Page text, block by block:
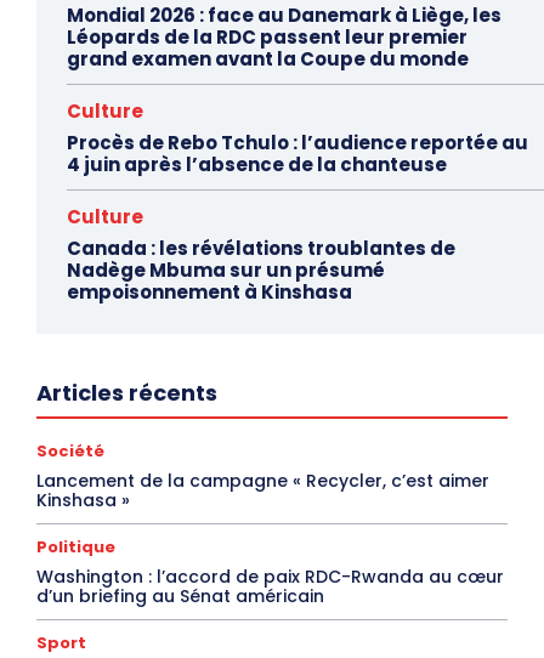
Mondial 2026 : face au Danemark à Liège, les
Léopards de la RDC passent leur premier
grand examen avant la Coupe du monde
Culture
Procès de Rebo Tchulo : l’audience reportée au
4 juin après l’absence de la chanteuse
Culture
Canada : les révélations troublantes de
Nadège Mbuma sur un présumé
empoisonnement à Kinshasa
Articles récents
Société
Lancement de la campagne « Recycler, c’est aimer
Kinshasa »
Politique
Washington : l’accord de paix RDC-Rwanda au cœur
d’un briefing au Sénat américain
Sport